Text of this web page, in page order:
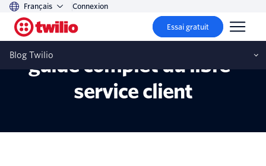
Français Connexion
Essai gratuit
Blog Twilio
Des FAQ aux chatbots : le
guide complet du libre-
service client